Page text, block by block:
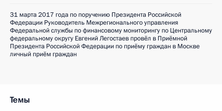
31 марта 2017 года по поручению Президента Российской
Федерации Руководитель Межрегионального управления
Федеральной службы по финансовому мониторингу по Центральному
федеральному округу Евгений Легостаев провёл в Приёмной
Президента Российской Федерации по приёму граждан в Москве
личный приём граждан
Темы